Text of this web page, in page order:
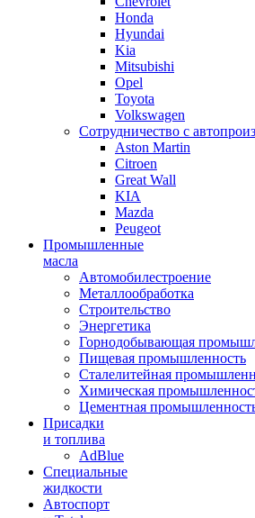
Honda
Hyundai
Kia
Mitsubishi
Opel
Toyota
Volkswagen
Сотрудничество с
Aston Martin
Citroen
Great Wall
KIA
Mazda
Peugeot
Промышленные
масла
Автомобилестроение
Металлообработка
Строительство
Энергетика
Горнодобывающая
Пищевая промышленность
Сталелитейная
Химическая
Цементная
Присадки
и топлива
AdBlue
Специальные
жидкости
Автоспорт